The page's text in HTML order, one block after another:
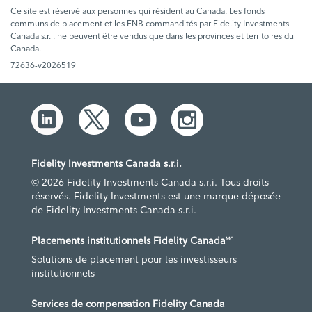
Ce site est réservé aux personnes qui résident au Canada. Les fonds
communs de placement et les FNB commandités par Fidelity Investments
Canada s.r.i. ne peuvent être vendus que dans les provinces et territoires du
Canada.
72636-v2026519
Fidelity Investments Canada s.r.i.
© 2026 Fidelity Investments Canada s.r.i. Tous droits
réservés. Fidelity Investments est une marque déposée
de Fidelity Investments Canada s.r.i.
Placements institutionnels Fidelity CanadaMC
Solutions de placement pour les investisseurs
institutionnels
Services de compensation Fidelity Canada